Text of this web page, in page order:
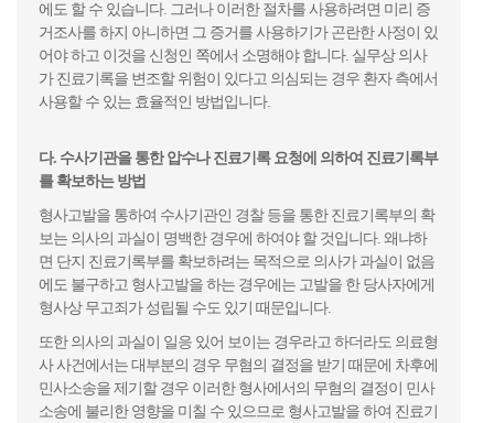
에도 할 수 있습니다. 그러나 이러한 절차를 사용하려면 미리 증
거조사를 하지 아니하면 그 증거를 사용하기가 곤란한 사정이 있
어야 하고 이것을 신청인 쪽에서 소명해야 합니다. 실무상 의사
가 진료기록을 변조할 위험이 있다고 의심되는 경우 환자 측에서
사용할 수 있는 효율적인 방법입니다.
다. 수사기관을 통한 압수나 진료기록 요청에 의하여 진료기록부
를 확보하는 방법
형사고발을 통하여 수사기관인 경찰 등을 통한 진료기록부의 확
보는 의사의 과실이 명백한 경우에 하여야 할 것입니다. 왜냐하
면 단지 진료기록부를 확보하려는 목적으로 의사가 과실이 없음
에도 불구하고 형사고발을 하는 경우에는 고발을 한 당사자에게
형사상 무고죄가 성립될 수도 있기 때문입니다.
또한 의사의 과실이 일응 있어 보이는 경우라고 하더라도 의료형
사 사건에서는 대부분의 경우 무혐의 결정을 받기 때문에 차후에
민사소송을 제기할 경우 이러한 형사에서의 무혐의 결정이 민사
소송에 불리한 영향을 미칠 수 있으므로 형사고발을 하여 진료기